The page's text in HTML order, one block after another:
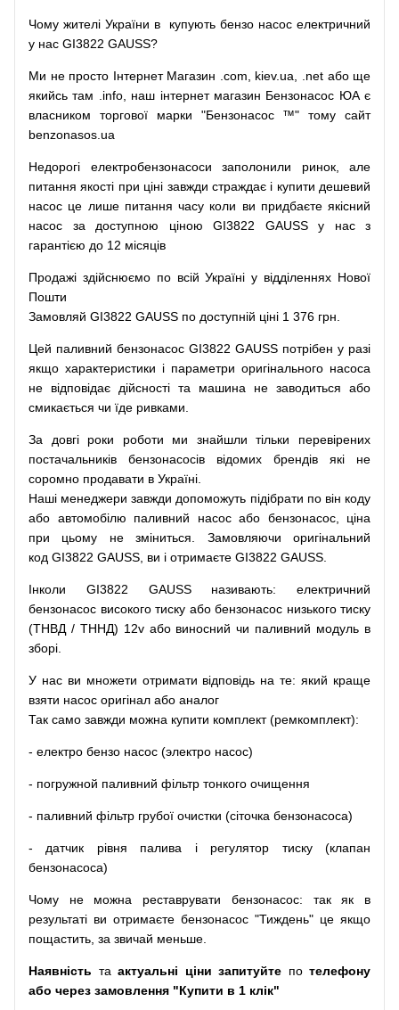
Чому жителі України в купують бензо насос електричний
у нас GI3822 GAUSS?
Ми не просто Інтернет Магазин .com kiev.ua .net або ще
якийсь там .info, наш інтернет магазин Бензонасос ЮА є
власником
торгової марки "Бензонасос ™" тому
сайт
benzonasos.ua
Недорогі електробензонасоси заполонили ринок,
але
питання якості при ціні завжди страждає і купити дешевий
насос це лише питання часу коли ви придбаєте якісний
насос
за доступною ціною GI3822 GAUSS у нас з
гарантією до 12 місяців
Продажі здійснюємо по всій Україні у відділеннях Нової
Пошти
Замовляй GI3822 GAUSS по доступній ціні 1 376 грн.
Цей паливний бензонасос GI3822 GAUSS потрібен у разі
якщо характеристики і параметри оригінального насоса
не
відповідає дійсності та машина не заводиться
або
смикається чи їде ривками
За довгі роки роботи ми знайшли тільки
перевірених
постачальників
бензонасосів відомих брендів які
не
соромно продавати в Україні.
Наші менеджери завжди допоможуть підібрати по він коду
або автомобілю паливний насос або бензонасос,
ціна
при
цьому не зміниться Замовляючи
оригінальний
код GI3822 GAUSS, ви і отримаєте GI3822 GAUSS.
Інколи GI3822 GAUSS називають:
електричний
бензонасос високого тиску або бензонасос низького тиску
(ТНВД / ТННД) 12v або виносний чи паливний модуль в
зборі
У нас ви множети отримати відповідь на те: який краще
взяти насос оригінал або аналог
Так само завжди можна купити комплект (ремкомплект):
- електро бензо насос (электро насос)
- погружной паливний фільтр тонкого очищення
- паливний фільтр грубої очистки (сіточка бензонасоса)
- датчик рівня палива і регулятор тиску (клапан
бензонасоса)
Чому не можна реставрувати бензонасос: так як
в
результаті ви отримаєте бензонасос "Тиждень" це якщо
пощастить, за звичай меньше.
Наявність та актуальні ціни запитуйте по телефону
або через замовлення "Купити в 1 клік"